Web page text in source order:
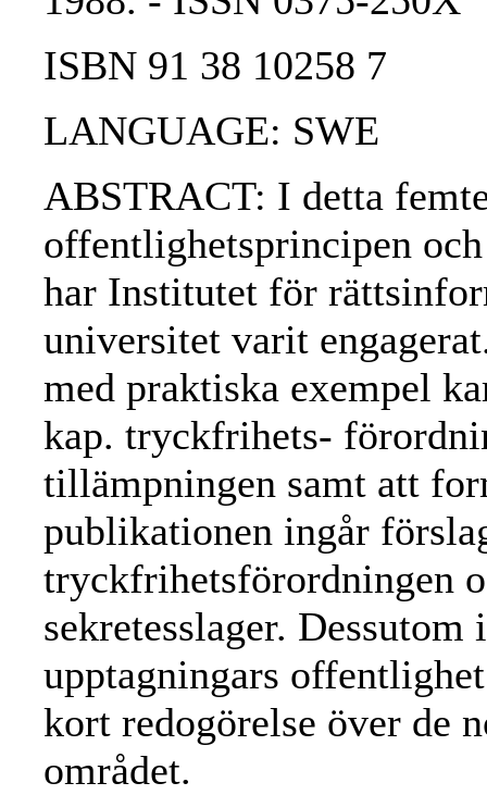
ISBN 91 38 10258 7
LANGUAGE: SWE
ABSTRACT: I detta
offentlighetsprincipen
har Institutet för
universitet varit
med praktiska exempel
kap. tryckfrihets-
tillämpningen samt att
publikationen ingår
tryckfrihetsförordningen
sekretesslager.
upptagningars
kort redogörelse över de
området.